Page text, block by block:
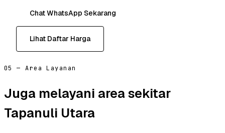
Chat WhatsApp Sekarang
Lihat Daftar Harga
05 — Area Layanan
Juga melayani area sekitar
Tapanuli Utara